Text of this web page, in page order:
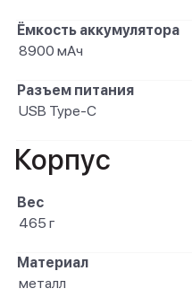
Ёмкость аккумулятора
8900 мАч
Разъем питания
USB Type-C
Корпус
Вес
465 г
Материал
металл